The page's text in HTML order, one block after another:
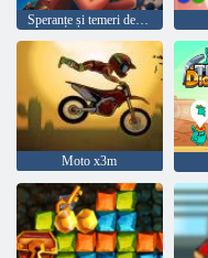
Speranțe și temeri delicioase Emily
Moto x3m